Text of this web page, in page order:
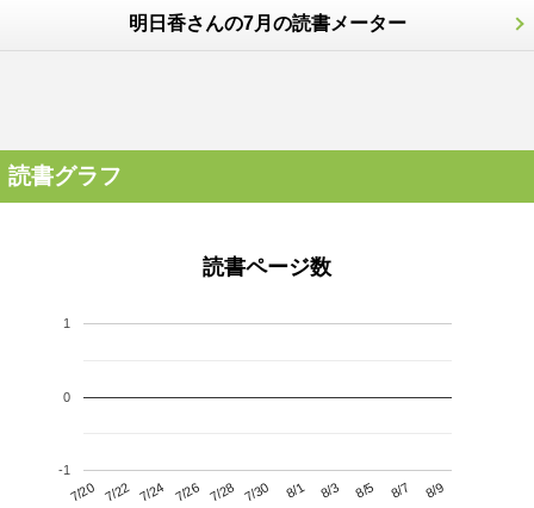
明日香さんの7月の読書メーター
読書グラフ
読書ページ数
7/20 7/22 7/24 7/26 7/28 7/30 8/1 8/3 8/5 8/7 8/9
-1
0
1